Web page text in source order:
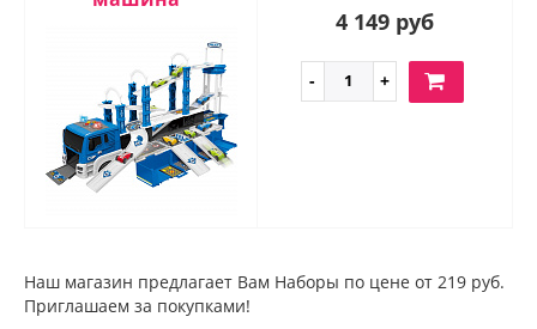
4 149 руб
Наш магазин предлагает Вам Наборы по цене от 219 руб.
Приглашаем за покупками!